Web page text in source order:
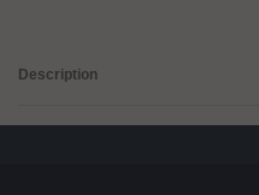
Description